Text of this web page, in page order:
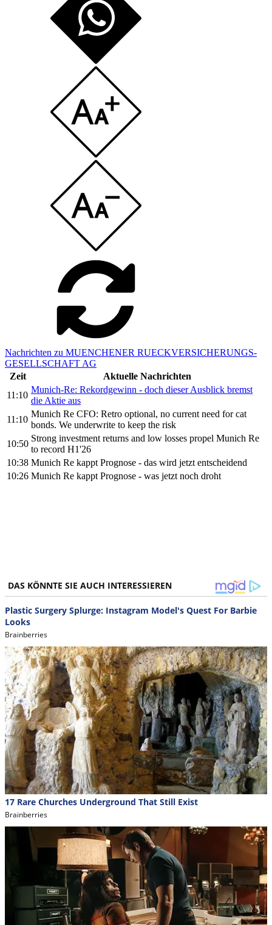
Nachrichten zu MUENCHENER RUECKVERSICHERUNGS-
GESELLSCHAFT AG
Zeit
Aktuelle Nachrichten
11:10
Munich-Re: Rekordgewinn - doch dieser Ausblick bremst
die Aktie aus
11:10
Munich Re CFO: Retro optional, no current need for cat
bonds. We underwrite to keep the risk
10:50
Strong investment returns and low losses propel Munich Re
to record H1'26
10:38 Munich Re kappt Prognose - das wird jetzt entscheidend
10:26 Munich Re kappt Prognose - was jetzt noch droht